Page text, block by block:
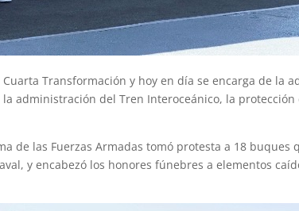
Transformación y hoy en día se encarga de la
administración del Tren Interoceánico, la protección
de las Fuerzas Armadas tomó protesta a 18 buques
y encabezó los honores fúnebres a elementos